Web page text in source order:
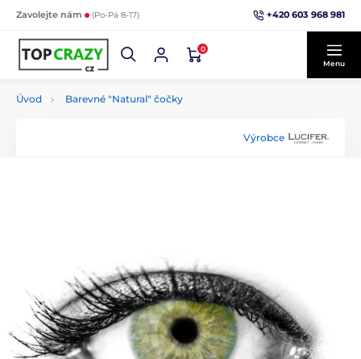
Zavolejte nám (Po-Pá 8-17) +420 603 968 981
0
Menu
Úvod Barevné "Natural" čočky
Výrobce